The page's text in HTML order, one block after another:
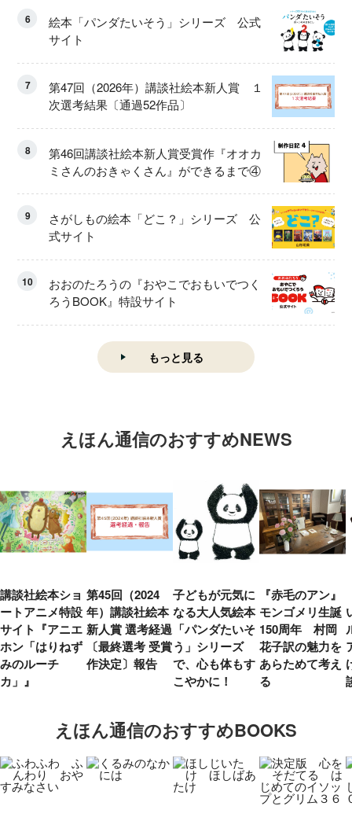
6
絵本「パンダたいそう」シリーズ 公式
サイト
7
第47回（2026年）講談社絵本新人賞 １
次選考結果〔通過52作品〕
8
第46回講談社絵本新人賞受賞作『オオカ
ミさんのおきゃくさん』ができるまで④
9
さがしもの絵本「どこ？」シリーズ 公
式サイト
10
おおのたろうの『おやこでおもいでつく
ろうBOOK』特設サイト
もっと見る
えほん通信のおすすめNEWS
講談社絵本ショ
ートアニメ特設
サイト『アニエ
ホン「はりねず
みのルーチ
カ」』
第45回（2024
年）講談社絵本
新人賞 選考経過
〔最終選考 受賞
作決定〕報告
子どもが元気に
なる大人気絵本
「パンダたいそ
う」シリーズ
で、心も体もす
こやかに！
『赤毛のアン』
モンゴメリ生誕
150周年 村岡
花子訳の魅力を
あらためて考え
る
えほん通信のおすすめBOOKS